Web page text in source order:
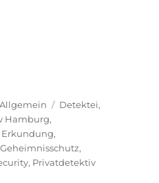
Kategorien
Allgemein Schlagwörter
Detektei,
Hamburg,
Erkundung,
Geheimnisschutz,
, Privatdetektiv